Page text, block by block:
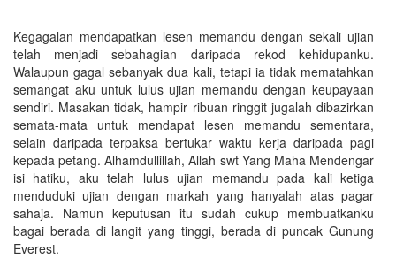
Kegagalan mendapatkan lesen memandu dengan sekali ujian
telah menjadi sebahagian daripada rekod kehidupanku.
Walaupun gagal sebanyak dua kali, tetapi ia tidak mematahkan
semangat aku untuk lulus ujian memandu dengan keupayaan
sendiri. Masakan tidak, hampir ribuan ringgit jugalah dibazirkan
semata-mata untuk mendapat lesen memandu sementara,
selain daripada terpaksa bertukar waktu kerja daripada pagi
kepada petang. Alhamdullillah, Allah swt Yang Maha Mendengar
isi hatiku, aku telah lulus ujian memandu pada kali ketiga
menduduki ujian dengan markah yang hanyalah atas pagar
sahaja. Namun keputusan itu sudah cukup membuatkanku
bagai berada di langit yang tinggi, berada di puncak Gunung
Everest.